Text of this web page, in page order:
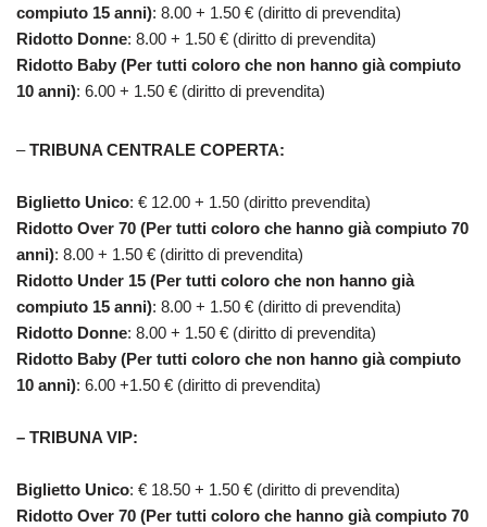
compiuto 15 anni): 8.00 + 1.50 € (diritto di prevendita)
Ridotto Donne: 8.00 + 1.50 € (diritto di prevendita)
Ridotto Baby (Per tutti coloro che non hanno già compiuto
10 anni): 6.00 + 1.50 € (diritto di prevendita)
–TRIBUNA CENTRALE COPERTA:
Biglietto Unico: € 12.00 + 1.50 (diritto prevendita)
Ridotto Over 70 (Per tutti coloro che hanno già compiuto 70
anni): 8.00 + 1.50 € (diritto di prevendita)
Ridotto Under 15 (Per tutti coloro che non hanno già
compiuto 15 anni): 8.00 + 1.50 € (diritto di prevendita)
Ridotto Donne: 8.00 + 1.50 € (diritto di prevendita)
Ridotto Baby (Per tutti coloro che non hanno già compiuto
10 anni): 6.00 +1.50 € (diritto di prevendita)
– TRIBUNA VIP:
Biglietto Unico: € 18.50 + 1.50 € (diritto di prevendita)
Ridotto Over 70 (Per tutti coloro che hanno già compiuto 70